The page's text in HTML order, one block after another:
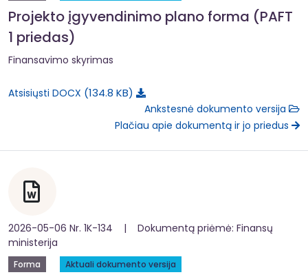
Projekto įgyvendinimo plano forma (PAFT
1 priedas)
Finansavimo skyrimas
Atsisiųsti DOCX 134.8 KB
Ankstesnė dokumento versija
Plačiau apie dokumentą ir jo priedus
2026-05-06 Nr. 1K-134 | Dokumentą priėmė: Finansų
ministerija
Forma Aktuali dokumento versija